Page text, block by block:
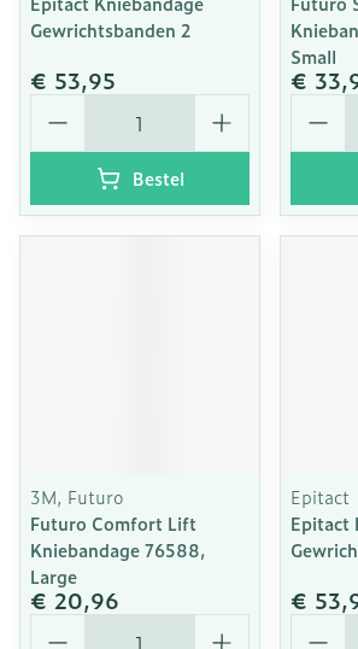
Gewrichtsbanden 2
€ 53,95
Aantal
Bestel
Small
€
Aantal
3M, Futuro
Futuro Comfort Lift
Kniebandage 76588,
Large
€ 20,96
Aantal
Epitact
Epitact
€
Aantal